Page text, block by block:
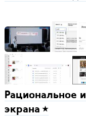
Рациональное
экрана